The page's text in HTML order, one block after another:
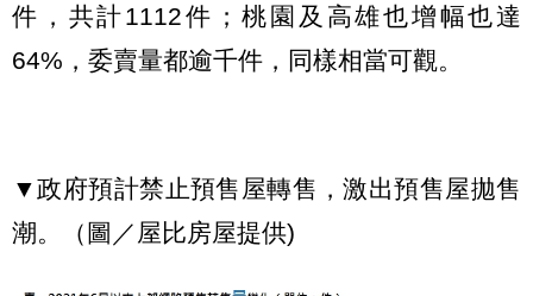
件，共計1112件；桃園及高雄也增幅也達
64%，委賣量都逾千件，同樣相當可觀。
▼政府預計禁止預售屋轉售，激出預售屋拋售
潮。（圖／屋比房屋提供)